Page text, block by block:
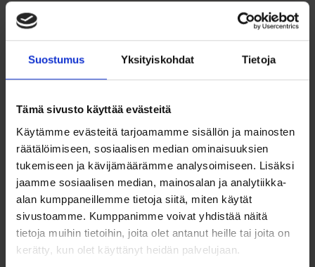
Suostumus Yksityiskohdat Tietoja
Tämä sivusto käyttää evästeitä
Käytämme evästeitä tarjoamamme sisällön ja mainosten
räätälöimiseen, sosiaalisen median ominaisuuksien
tukemiseen ja kävijämäärämme analysoimiseen. Lisäksi
jaamme sosiaalisen median, mainosalan ja analytiikka-
alan kumppaneillemme tietoja siitä, miten käytät
sivustoamme. Kumppanimme voivat yhdistää näitä
tietoja muihin tietoihin, joita olet antanut heille tai joita on
kerätty, kun olet käyttänyt heidän palvelujaan.
yksinkertaisen tyylikkäät ja kestävät päivittäisessä käytössä.
Sileä pinta korostaa kultarenkaiden kaunista kiiltoa, ja niiden
niistä monikäyttöiset ja mukavat. Nämä kotimaiset
Ominaisuudet:
Materiaali: 585/1000 (14k) keltakultaa
Leveys: 1,5 mm
Sisähalkaisija: 12 mm
Pinta: Sileä
Kotimainen käsityö